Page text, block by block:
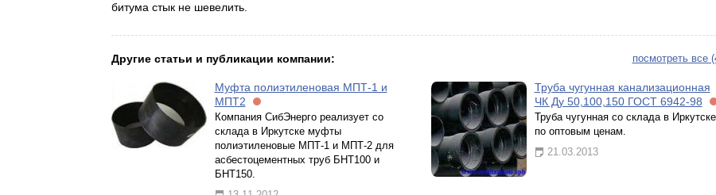
битума стык не шевелить.
посмотреть все
Другие статьи и публикации компании:
Муфта полиэтиленовая МПТ-1 и
МПТ2
Компания СибЭнерго реализует со
склада в Иркутске муфты
полиэтиленовые МПТ-1 и МПТ-2 для
асбестоцементных труб БНТ100 и
БНТ150.
Труба чугунная канализационная
ЧК Ду 50,100,150 ГОСТ 6942-98
Труба чугунная со склада в Иркутске
по оптовым ценам.
21.03.2013